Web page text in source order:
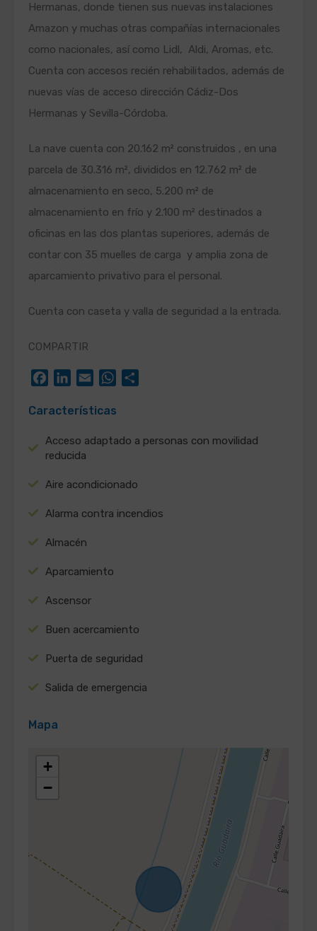
Hermanas, donde tienen sus nuevas instalaciones
Amazon y muchas otras compañías internacionales
como nacionales, así como Lidl, Aldi, Aromas, etc.
Cuenta con accesos recién rehabilitados, además de
nuevas vías de acceso dirección Cádiz-Dos
Hermanas y Sevilla-Córdoba.
La nave cuenta con 20.162 m² construidos , en una
parcela de 30.316 m², divididos en 12.762 m² de
almacenamiento en seco, 5.200 m² de
almacenamiento en frío y 2.100 m² destinados a
oficinas en las dos plantas superiores, además de
contar con 35 muelles de carga y amplia zona de
aparcamiento privativo para el personal.
Cuenta con caseta y valla de seguridad a la entrada.
COMPARTIR
FacebookLinkedIn
Email WhatsApp
Características
Acceso adaptado a personas con movilidad
reducida
Aire acondicionado
Alarma contra incendios
Almacén
Aparcamiento
Ascensor
Buen acercamiento
Puerta de seguridad
Salida de emergencia
Mapa
+
−